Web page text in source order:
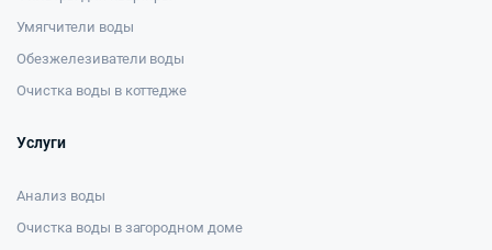
Умягчители воды
Обезжелезиватели воды
Очистка воды в коттедже
Услуги
Анализ воды
Очистка воды в загородном доме